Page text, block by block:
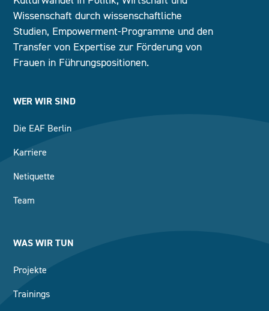
Wissenschaft durch wissenschaftliche
Studien, Empowerment-Programme und den
Transfer von Expertise zur Förderung von
Frauen in Führungspositionen.
WER WIR SIND
Die EAF Berlin
Karriere
Netiquette
Team
WAS WIR TUN
Projekte
Trainings